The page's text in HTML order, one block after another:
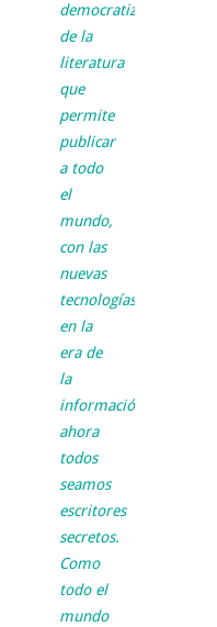
democratización
de la
literatura
que
permite
publicar
a todo
el
mundo,
con las
nuevas
tecnologías
en la
era de
la
información,
ahora
todos
seamos
escritores
secretos.
Como
todo el
mundo